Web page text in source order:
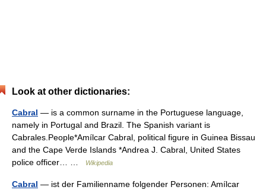
Look at other dictionaries:
Cabral — is a common surname in the Portuguese language,
namely in Portugal and Brazil. The Spanish variant is
Cabrales.People*Amílcar Cabral, political figure in Guinea Bissau
and the Cape Verde Islands *Andrea J. Cabral, United States
police officer… …
Wikipedia
Cabral — ist der Familienname folgender Personen: Amílcar